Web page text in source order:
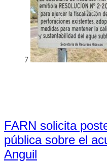
7
FARN solicita
pública sobre el
Anguil